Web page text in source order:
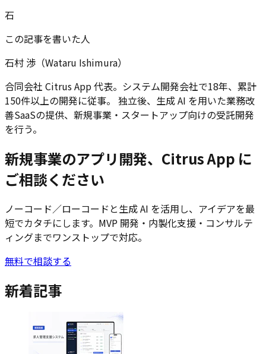
石
この記事を書いた人
石村 渉（Wataru Ishimura）
合同会社 Citrus App 代表。システム開発会社で18年、累計
150件以上の開発に従事。 独立後、生成 AI を用いた業務改
善SaaSの提供、新規事業・スタートアップ向けの受託開発
を行う。
新規事業のアプリ開発、Citrus App に
ご相談ください
ノーコード／ローコードと生成 AI を活用し、アイデアを最
短でカタチにします。MVP 開発・内製化支援・コンサルテ
ィングまでワンストップで対応。
無料で相談する
新着記事